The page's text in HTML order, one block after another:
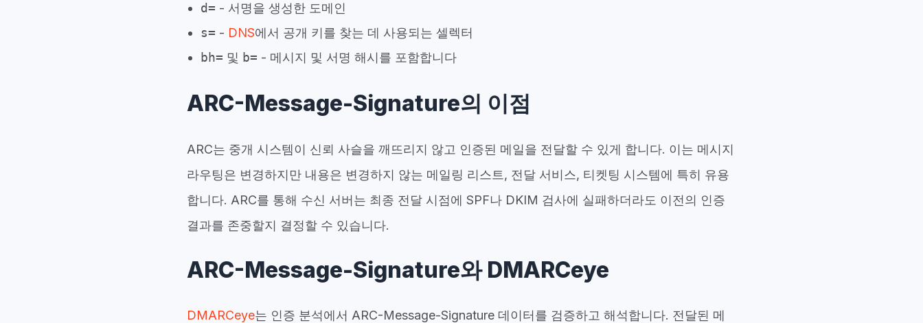
d= - 서명을 생성한 도메인
s= - DNS에서 공개 키를 찾는 데 사용되는 셀렉터
bh= 및 b= - 메시지 및 서명 해시를 포함합니다
ARC-Message-Signature의 이점
ARC는 중개 시스템이 신뢰 사슬을 깨뜨리지 않고 인증된 메일을 전달할 수 있게 합니다. 이는 메시지
라우팅은 변경하지만 내용은 변경하지 않는 메일링 리스트, 전달 서비스, 티켓팅 시스템에 특히 유용
합니다. ARC를 통해 수신 서버는 최종 전달 시점에 SPF나 DKIM 검사에 실패하더라도 이전의 인증
결과를 존중할지 결정할 수 있습니다.
ARC-Message-Signature와 DMARCeye
DMARCeye는 인증 분석에서 ARC-Message-Signature 데이터를 검증하고 해석합니다. 전달된 메